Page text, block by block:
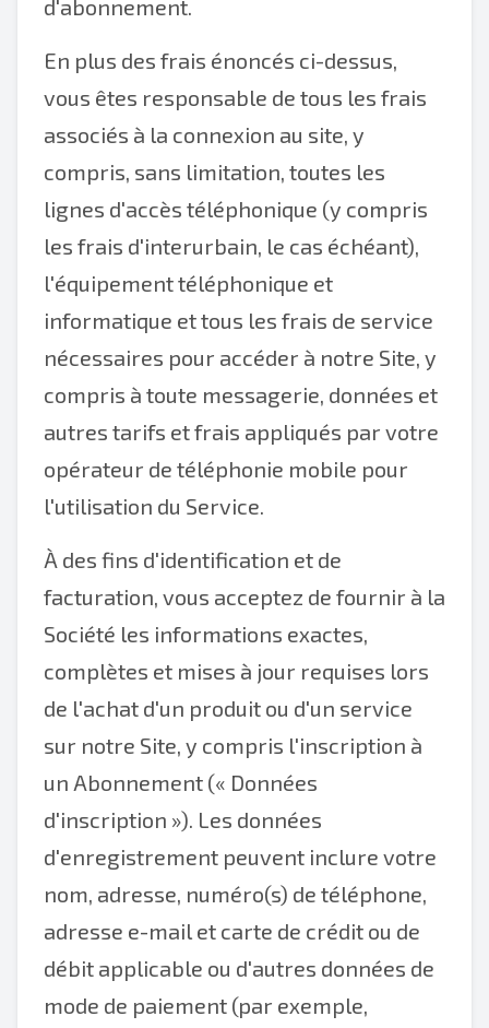
d'abonnement.
En plus des frais énoncés ci-dessus,
vous êtes responsable de tous les frais
associés à la connexion au site, y
compris, sans limitation, toutes les
lignes d'accès téléphonique (y compris
les frais d'interurbain, le cas échéant),
l'équipement téléphonique et
informatique et tous les frais de service
nécessaires pour accéder à notre Site, y
compris à toute messagerie, données et
autres tarifs et frais appliqués par votre
opérateur de téléphonie mobile pour
l'utilisation du Service.
À des fins d'identification et de
facturation, vous acceptez de fournir à la
Société les informations exactes,
complètes et mises à jour requises lors
de l'achat d'un produit ou d'un service
sur notre Site, y compris l'inscription à
un Abonnement (« Données
d'inscription »). Les données
d'enregistrement peuvent inclure votre
nom, adresse, numéro(s) de téléphone,
adresse e-mail et carte de crédit ou de
débit applicable ou d'autres données de
mode de paiement (par exemple,